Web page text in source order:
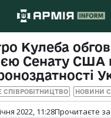
Кулеба
Сенату США
НОВИНИ
2022, 11:28Прочитаєте за: